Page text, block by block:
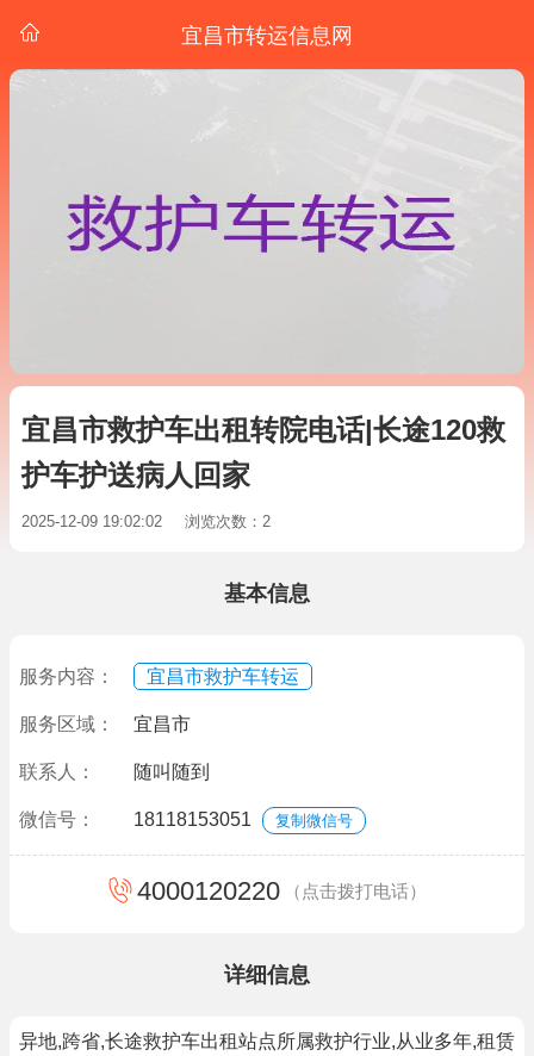
宜昌市转运信息网
宜昌市救护车出租转院电话|长途120救
护车护送病人回家
2025-12-09 19:02:02 浏览次数：2
基本信息
服务内容： 宜昌市救护车转运
服务区域： 宜昌市
联系人： 随叫随到
微信号： 18118153051 复制微信号
4000120220 （点击拨打电话）
详细信息
异地,跨省,长途救护车出租站点所属救护行业,从业多年,租赁